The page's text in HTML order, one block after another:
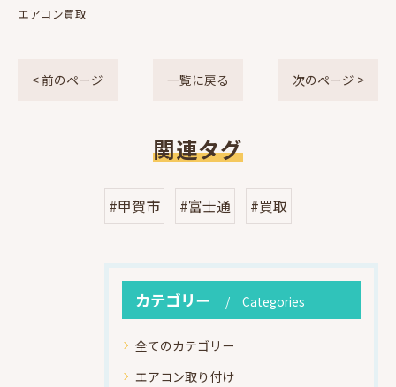
エアコン買取
< 前のページ 一覧に戻る 次のページ >
関連タグ
#甲賀市 #富士通 #買取
カテゴリー Categories
全てのカテゴリー
エアコン取り付け